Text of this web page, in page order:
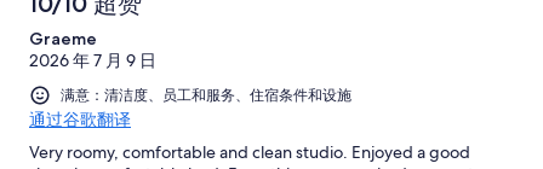
Graeme
2026 年 7 月 9 日
满意：清洁度、员工和服务、住宿条件和设施
通过谷歌翻译
Very roomy, comfortable and clean studio. Enjoyed a good